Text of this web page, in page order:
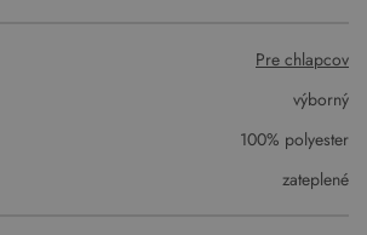
Pre chlapcov
výborný
100% polyester
zateplené